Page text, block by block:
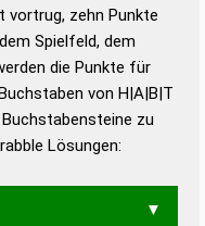
in 12 Bänden
und gutes
Grammatik
vortrug, zehn Punkte
Spielfeld, dem
die Punkte für
von H|A|B|T
zu
Lösungen: